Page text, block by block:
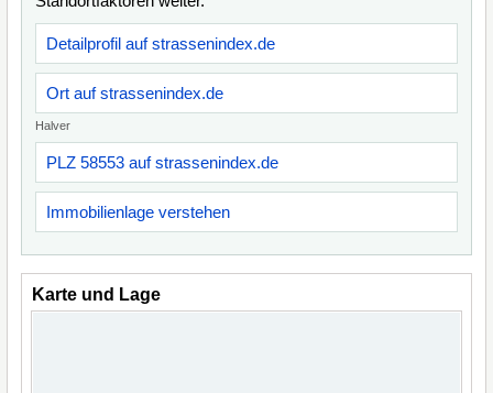
Detailprofil auf strassenindex.de
Ort auf strassenindex.de
Halver
PLZ 58553 auf strassenindex.de
Immobilienlage verstehen
Karte und Lage